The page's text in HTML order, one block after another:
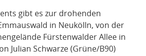
gibt es zur drohenden
in Neukölln, von der
Fürstenwalder Allee in
Julian Schwarze (Grüne/B90)